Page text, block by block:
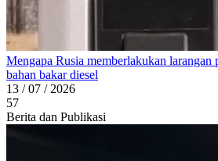
Mengapa Rusia memberlakukan larangan
bahan bakar diesel
13 / 07 / 2026
57
Berita dan Publikasi